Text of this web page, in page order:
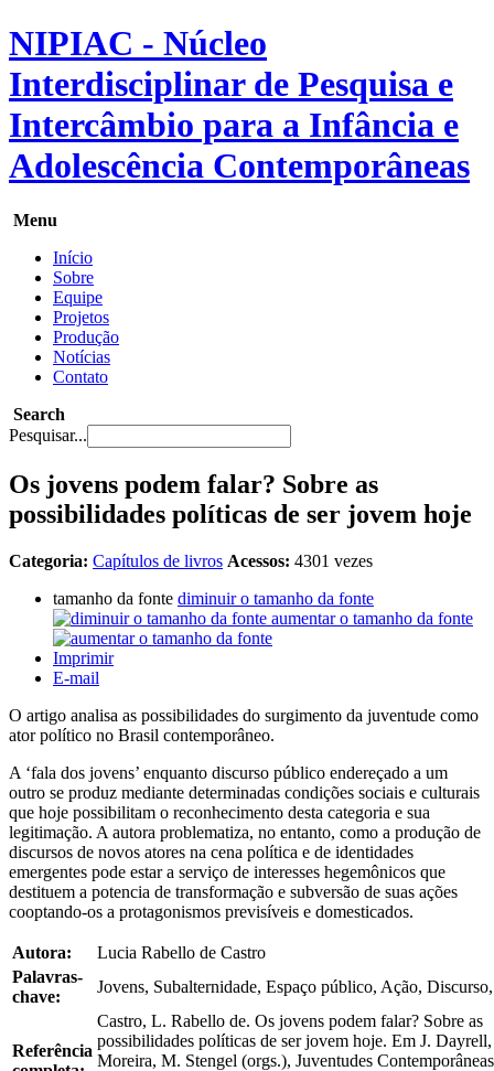
NIPIAC - Núcleo
Interdisciplinar de Pesquisa e
Intercâmbio para a Infância e
Adolescência Contemporâneas
Menu
Início
Sobre
Equipe
Projetos
Produção
Notícias
Contato
Search
Pesquisar...
Os jovens podem falar? Sobre as
possibilidades políticas de ser jovem hoje
Categoria: Capítulos de livros Acessos: 4301 vezes
tamanho da fonte diminuir o tamanho da fonte
aumentar o tamanho da fonte
Imprimir
E-mail
O artigo analisa as possibilidades do surgimento da juventude como
ator político no Brasil contemporâneo.
A ‘fala dos jovens’ enquanto discurso público endereçado a um
outro se produz mediante determinadas condições sociais e culturais
que hoje possibilitam o reconhecimento desta categoria e sua
legitimação. A autora problematiza, no entanto, como a produção de
discursos de novos atores na cena política e de identidades
emergentes pode estar a serviço de interesses hegemônicos que
destituem a potencia de transformação e subversão de suas ações
cooptando-os a protagonismos previsíveis e domesticados.
Autora:
Lucia Rabello de Castro
Palavras-
chave:
Jovens, Subalternidade, Espaço público, Ação,
Referência
Castro, L. Rabello de. Os jovens podem falar? Sobre as
possibilidades políticas de ser jovem hoje. Em J.
Moreira, M. Stengel (orgs.), Juventudes